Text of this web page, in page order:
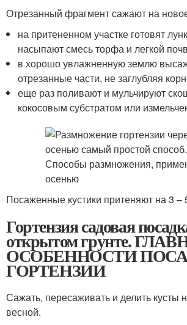
Отрезанный фрагмент сажают на
на притененном участке готовят
насыпают смесь торфа и легкой
в хорошо увлажненную землю
отрезанные части, не заглубляя
еще раз поливают и мульчируют
кокосовым субстратом или
Посаженные кустики притеняют на 3 –
Гортензия садовая
открытом грунте.
ОСОБЕННОСТИ
ГОРТЕНЗИИ
Сажать, пересаживать и делить кусты
весной.